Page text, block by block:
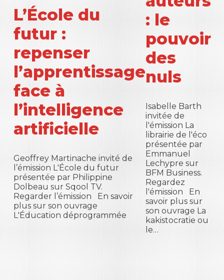
L’École du
futur :
repenser
l’apprentissage
face à
l’intelligence
artificielle
Geoffrey Martinache invité de
l’émission L'École du futur
présentée par Philippine
Dolbeau sur Sqool TV.
Regarder l’émission En savoir
plus sur son ouvrage
L'Éducation déprogrammée
: le
pouvoir
des
nuls
Isabelle Barth
invitée de
l'émission La
librairie de l'éco
présentée par
Emmanuel
Lechypre sur
BFM Business.
Regardez
l'émission En
savoir plus sur
son ouvrage La
kakistocratie ou
le…